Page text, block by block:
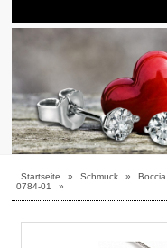
Startseite » Schmuck » Boccia
0784-01
»